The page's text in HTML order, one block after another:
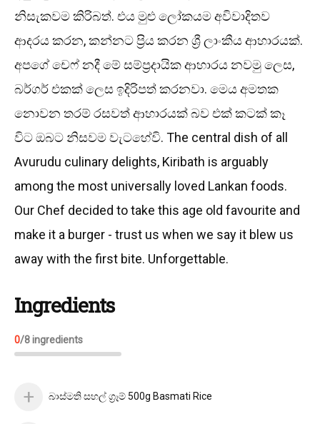
නිසැකවම කිරිබත්. එය මුළු ලෝකයම අවිවාදිතව
ආදරය කරන, කන්නට ප්‍රිය කරන ශ්‍රී ලාංකීය ආහාරයක්.
අපගේ චෙෆ් නදී මේ සම්ප්‍රදායික ආහාරය නවමු ලෙස,
බර්ගර් එකක් ලෙස ඉදිරිපත් කරනවා. මෙය අමතක
නොවන තරම් රසවත් ආහාරයක් බව එක් කටක් කෑ
විට ඔබට නිසවම වැටහේවි. The central dish of all
Avurudu culinary delights, Kiribath is arguably
among the most universally loved Lankan foods.
Our Chef decided to take this age old favourite and
make it a burger - trust us when we say it blew us
away with the first bite. Unforgettable.
Ingredients
0/8ingredients
බාස්මති සහල් ග්‍රෑම් 500g Basmati Rice